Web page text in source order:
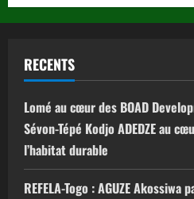
RECENTS
Lomé au cœur des BOAD
Sévon-Tépé Kodjo ADEDZE au
l’habitat durable
REFELA-Togo : AGUZE